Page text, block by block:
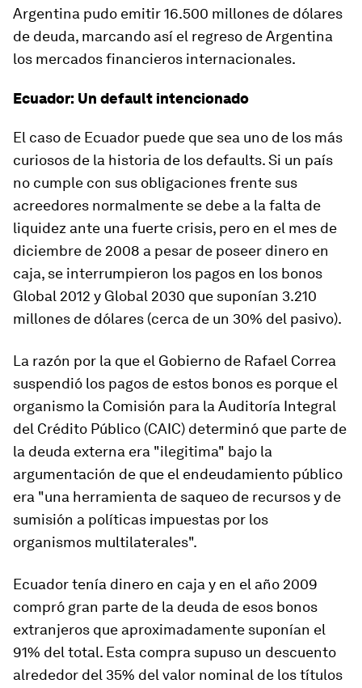
Argentina pudo emitir 16.500 millones de dólares
de deuda, marcando así el regreso de Argentina
los mercados financieros internacionales.
Ecuador: Un default intencionado
El caso de Ecuador puede que sea uno de los más
curiosos de la historia de los defaults. Si un país
no cumple con sus obligaciones frente sus
acreedores normalmente se debe a la falta de
liquidez ante una fuerte crisis, pero en el mes de
diciembre de 2008 a pesar de poseer dinero en
caja, se interrumpieron los pagos en los bonos
Global 2012 y Global 2030 que suponían 3.210
millones de dólares (cerca de un 30% del pasivo).
La razón por la que el Gobierno de Rafael Correa
suspendió los pagos de estos bonos es porque el
organismo la Comisión para la Auditoría Integral
del Crédito Público (CAIC) determinó que parte de
la deuda externa era "ilegitima" bajo la
argumentación de que el endeudamiento público
era "una herramienta de saqueo de recursos y de
sumisión a políticas impuestas por los
organismos multilaterales".
Ecuador tenía dinero en caja y en el año 2009
compró gran parte de la deuda de esos bonos
extranjeros que aproximadamente suponían el
91% del total. Esta compra supuso un descuento
alrededor del 35% del valor nominal de los títulos